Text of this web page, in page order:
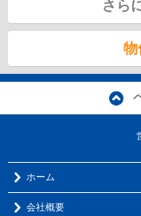
さら
物
ホーム
会社概要